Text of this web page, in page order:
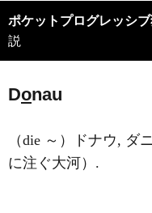
ポケットプログレッシ
説
Donau
（die ～）ドナウ, ダ
に注ぐ大河）.